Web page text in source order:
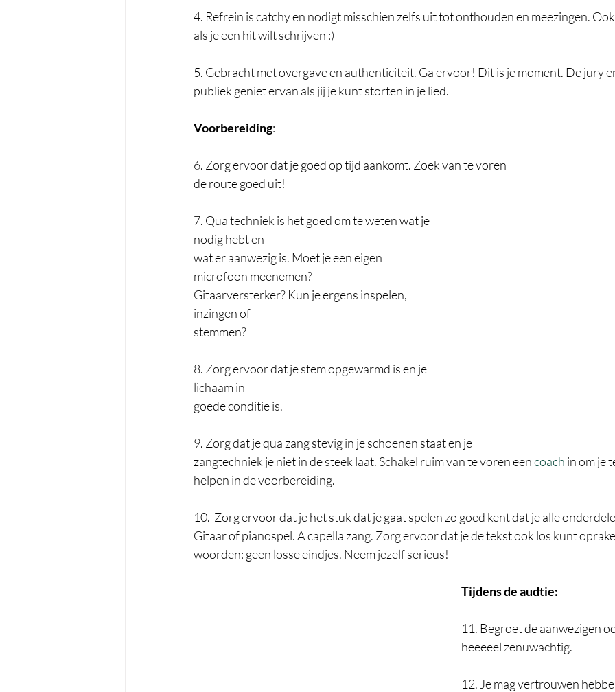
4. Refrein is catchy en nodigt misschien zelfs uit tot onthouden en meezingen.
als je een hit wilt schrijven :)
5. Gebracht met overgave en authenticiteit. Ga ervoor! Dit is je moment. De jury
publiek geniet ervan als jij je kunt storten in je lied.
Voorbereiding:
6. Zorg ervoor dat je goed op tijd aankomt. Zoek van te voren
de route goed uit!
7. Qua techniek is het goed om te weten wat je
nodig hebt en
wat er aanwezig is. Moet je een eigen
microfoon meenemen?
Gitaarversterker? Kun je ergens inspelen,
inzingen of
stemmen?
8. Zorg ervoor dat je stem opgewarmd is en je
lichaam in
goede conditie is.
9. Zorg dat je qua zang stevig in je schoenen staat en je
zangtechniek je niet in de steek laat. Schakel ruim van te voren een coach in om je
helpen in de voorbereiding.
10.  Zorg ervoor dat je het stuk dat je gaat spelen zo goed kent dat je alle
Gitaar of pianospel. A capella zang. Zorg ervoor dat je de tekst ook los kunt
woorden: geen losse eindjes. Neem jezelf serieus!
Tijdens de audtie:
11. Begroet de aanwezigen
heeeeel zenuwachtig.
12. Je mag vertrouwen